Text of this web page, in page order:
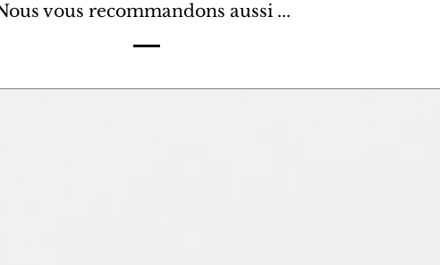
vous recommandons aussi ...